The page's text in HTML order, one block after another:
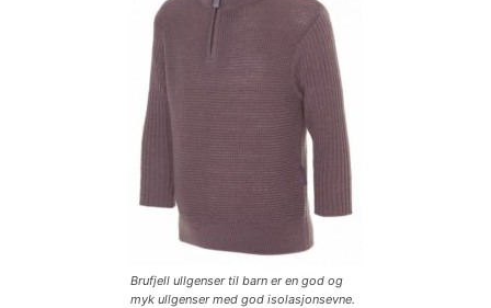
Brufjell ullgenser til barn er en god og
myk ullgenser med god isolasjonsevne.